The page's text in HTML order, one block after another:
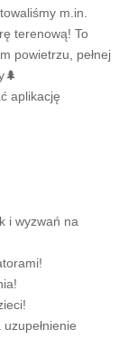
m.in.
terenową! To
powietrzu, pełnej
aplikację
i wyzwań na